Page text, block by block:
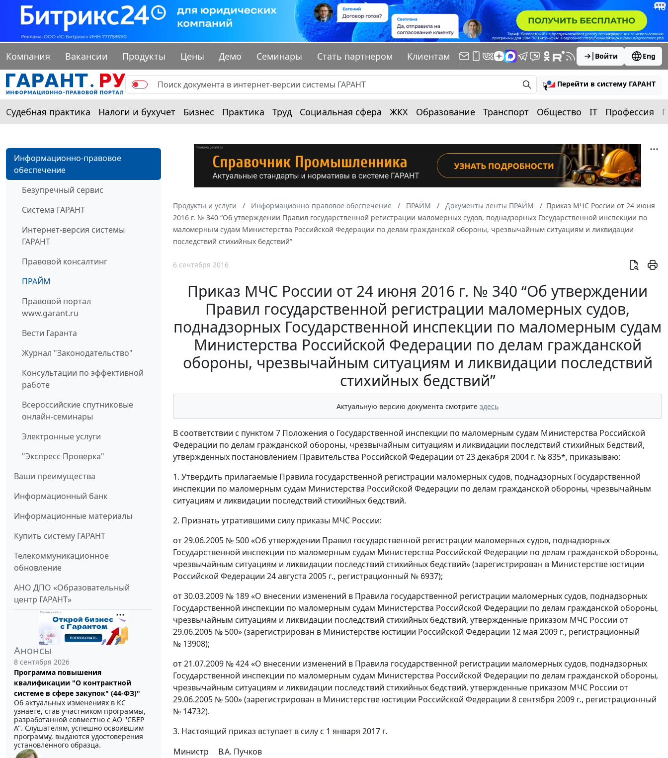
Компания Вакансии Продукты Цены Демо Семинары Стать партнером Клиентам Войти Eng
Перейти в систему ГАРАНТ
Судебная практика Налоги и бухучет Бизнес Практика Труд Социальная сфера ЖКХ Образование Транспорт Общество IT Профессия
Информационно-правовое
обеспечение
Безупречный сервис
Система ГАРАНТ
Интернет-версия системы
ГАРАНТ
Правовой консалтинг
ПРАЙМ
Правовой портал
www.garant.ru
Вести Гаранта
Журнал "Законодательство"
Консультации по эффективной
работе
Всероссийские спутниковые
онлайн-семинары
Электронные услуги
"Экспресс Проверка"
Ваши преимущества
Информационный банк
Информационные материалы
Купить систему ГАРАНТ
Телекоммуникационное
обновление
АНО ДПО «Образовательный
центр ГАРАНТ»
Анонсы
8 сентября 2026
Программа повышения
квалификации "О контрактной
системе в сфере закупок" (44-ФЗ)"
Об актуальных изменениях в КС
узнаете, став участником программы,
разработанной совместно с АО ''СБЕР
А". Слушателям, успешно освоившим
программу, выдаются удостоверения
установленного образца.
Продукты и услуги Информационно-правовое обеспечение ПРАЙМ Документы ленты ПРАЙМ
Приказ МЧС России от 24 июня
2016 г. № 340 “Об утверждении Правил государственной регистрации маломерных судов, поднадзорных Государственной инспекции по
маломерным судам Министерства Российской Федерации по делам гражданской обороны, чрезвычайным ситуациям и ликвидации
последствий стихийных бедствий”
6 сентября 2016
Приказ МЧС России от 24 июня 2016 г. № 340 “Об утверждении
Правил государственной регистрации маломерных судов,
поднадзорных Государственной инспекции по маломерным судам
Министерства Российской Федерации по делам гражданской
обороны, чрезвычайным ситуациям и ликвидации последствий
стихийных бедствий”
Актуальную версию документа смотрите здесь
В соответствии с пунктом 7 Положения о Государственной инспекции по маломерным судам Министерства Российской
Федерации по делам гражданской обороны, чрезвычайным ситуациям и ликвидации последствий стихийных бедствий,
утвержденных постановлением Правительства Российской Федерации от 23 декабря 2004 г. № 835*, приказываю:
1. Утвердить прилагаемые Правила государственной регистрации маломерных судов, поднадзорных Государственной
инспекции по маломерным судам Министерства Российской Федерации по делам гражданской обороны, чрезвычайным
ситуациям и ликвидации последствий стихийных бедствий.
2. Признать утратившими силу приказы МЧС России:
от 29.06.2005 № 500 «Об утверждении Правил государственной регистрации маломерных судов, поднадзорных
Государственной инспекции по маломерным судам Министерства Российской Федерации по делам гражданской обороны,
чрезвычайным ситуациям и ликвидации последствий стихийных бедствий» (зарегистрирован в Министерстве юстиции
Российской Федерации 24 августа 2005 г., регистрационный № 6937);
от 30.03.2009 № 189 «О внесении изменений в Правила государственной регистрации маломерных судов, поднадзорных
Государственной инспекции по маломерным судам Министерства Российской Федерации по делам гражданской обороны,
чрезвычайным ситуациям и ликвидации последствий стихийных бедствий, утвержденные приказом МЧС России от
29.06.2005 № 500» (зарегистрирован в Министерстве юстиции Российской Федерации 12 мая 2009 г., регистрационный
№ 13908);
от 21.07.2009 № 424 «О внесении изменений в Правила государственной регистрации маломерных судов, поднадзорных
Государственной инспекции по маломерным судам Министерства Российской Федерации по делам гражданской обороны,
чрезвычайным ситуациям и ликвидации последствий стихийных бедствий, утвержденные приказом МЧС России от
29.06.2005 № 500» (зарегистрирован в Министерстве юстиции Российской Федерации 8 сентября 2009 г., регистрационный
№ 14732).
3. Настоящий приказ вступает в силу с 1 января 2017 г.
Министр
В.А. Пучков